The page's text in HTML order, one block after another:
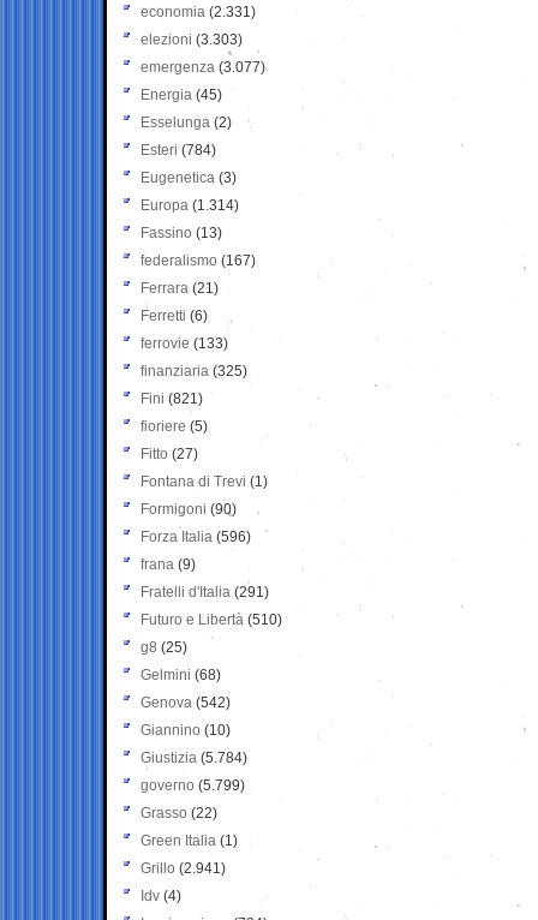
economia (2.331)
elezioni (3.303)
emergenza (3.077)
Energia (45)
Esselunga (2)
Esteri (784)
Eugenetica (3)
Europa (1.314)
Fassino (13)
federalismo (167)
Ferrara (21)
Ferretti (6)
ferrovie (133)
finanziaria (325)
Fini (821)
fioriere (5)
Fitto (27)
Fontana di Trevi (1)
Formigoni (90)
Forza Italia (596)
frana (9)
Fratelli d'Italia (291)
Futuro e Libertà (510)
g8 (25)
Gelmini (68)
Genova (542)
Giannino (10)
Giustizia (5.784)
governo (5.799)
Grasso (22)
Green Italia (1)
Grillo (2.941)
Idv (4)